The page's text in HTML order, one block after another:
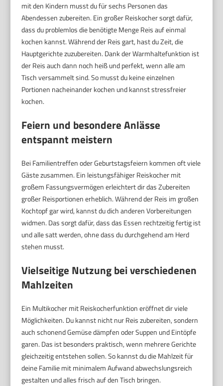
mit den Kindern musst du für sechs Personen das
Abendessen zubereiten. Ein großer Reiskocher sorgt dafür,
dass du problemlos die benötigte Menge Reis auf einmal
kochen kannst. Während der Reis gart, hast du Zeit, die
Hauptgerichte zuzubereiten. Dank der Warmhaltefunktion ist
der Reis auch dann noch heiß und perfekt, wenn alle am
Tisch versammelt sind. So musst du keine einzelnen
Portionen nacheinander kochen und kannst stressfreier
kochen.
Feiern und besondere Anlässe
entspannt meistern
Bei Familientreffen oder Geburtstagsfeiern kommen oft viele
Gäste zusammen. Ein leistungsfähiger Reiskocher mit
großem Fassungsvermögen erleichtert dir das Zubereiten
großer Reisportionen erheblich. Während der Reis im großen
Kochtopf gar wird, kannst du dich anderen Vorbereitungen
widmen. Das sorgt dafür, dass das Essen rechtzeitig fertig ist
und alle satt werden, ohne dass du durchgehend am Herd
stehen musst.
Vielseitige Nutzung bei verschiedenen
Mahlzeiten
Ein Multikocher mit Reiskocherfunktion eröffnet dir viele
Möglichkeiten. Du kannst nicht nur Reis zubereiten, sondern
auch schonend Gemüse dämpfen oder Suppen und Eintöpfe
garen. Das ist besonders praktisch, wenn mehrere Gerichte
gleichzeitig entstehen sollen. So kannst du die Mahlzeit für
deine Familie mit minimalem Aufwand abwechslungsreich
gestalten und alles frisch auf den Tisch bringen.